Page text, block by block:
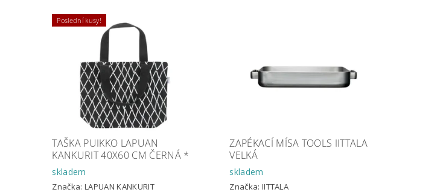
Poslední kusy!
TAŠKA PUIKKO LAPUAN
KANKURIT 40X60 CM ČERNÁ *
skladem
Značka:LAPUAN KANKURIT
ZAPÉKACÍ MÍSA TOOLS IITTALA
VELKÁ
skladem
Značka: IITTALA